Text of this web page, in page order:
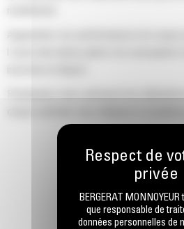
présent sur la série S3000.
La puissance est adaptée tout au long du
Les cisailles sont optimisées pour les
assurer une compatibilité, des temps de
de mouvement appropriés.
BERGERAT
que responsable de
données personnelles de